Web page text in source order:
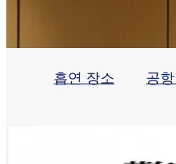
흡연 장소 공